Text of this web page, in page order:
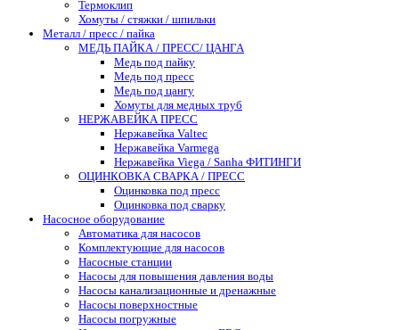
Термоклип
Хомуты / стяжки / шпильки
Металл / пресс / пайка
МЕДЬ ПАЙКА / ПРЕСС/ ЦАНГА
Медь под пайку
Медь под пресс
Медь под цангу
Хомуты для медных труб
НЕРЖАВЕЙКА ПРЕСС
Нержавейка Valtec
Нержавейка Varmega
Нержавейка Viega / Sanha ФИТИНГИ
ОЦИНКОВКА СВАРКА / ПРЕСС
Оцинковка под пресс
Оцинковка под сварку
Насосное оборудование
Автоматика для насосов
Комплектующие для насосов
Насосные станции
Насосы для повышения давления воды
Насосы канализационные и дренажные
Насосы поверхностные
Насосы погружные